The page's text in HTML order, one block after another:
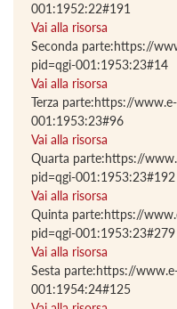
001:1952:22#191
Vai alla risorsa
Seconda parte:https://
pid=qgi-001:1953:23#14
Vai alla risorsa
Terza parte:https://
001:1953:23#96
Vai alla risorsa
Quarta parte:https://
pid=qgi-001:1953:23#192
Vai alla risorsa
Quinta parte:https://
pid=qgi-001:1953:23#279
Vai alla risorsa
Sesta parte:https://
001:1954:24#125